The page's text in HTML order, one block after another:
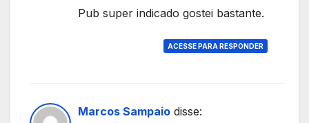
Pub super indicado gostei bastante.
ACESSE PARA RESPONDER
Marcos Sampaio disse: